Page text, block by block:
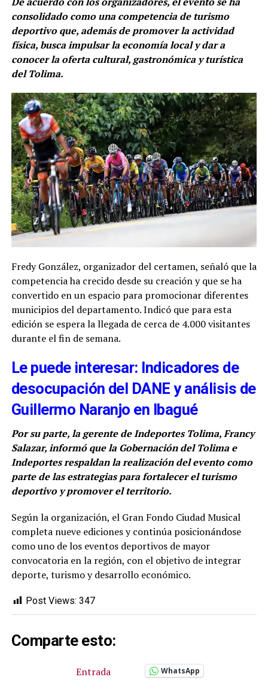
consolidado como una competencia de turismo
deportivo que, además de promover la actividad
física, busca impulsar la economía local y dar a
conocer la oferta cultural, gastronómica y turística
del Tolima.
Fredy González, organizador del certamen, señaló que la
competencia ha crecido desde su creación y que se ha
convertido en un espacio para promocionar diferentes
municipios del departamento. Indicó que para esta
edición se espera la llegada de cerca de 4.000 visitantes
durante el fin de semana.
Le puede interesar: Indicadores de
desocupación del DANE y análisis de
Guillermo Naranjo en Ibagué
Por su parte, la gerente de Indeportes Tolima, Francy
Salazar, informó que la Gobernación del Tolima e
Indeportes respaldan la realización del evento como
parte de las estrategias para fortalecer el turismo
deportivo y promover el territorio.
Según la organización, el Gran Fondo Ciudad Musical
completa nueve ediciones y continúa posicionándose
como uno de los eventos deportivos de mayor
convocatoria en la región, con el objetivo de integrar
deporte, turismo y desarrollo económico.
Post Views: 347
Comparte esto:
Entrada WhatsApp